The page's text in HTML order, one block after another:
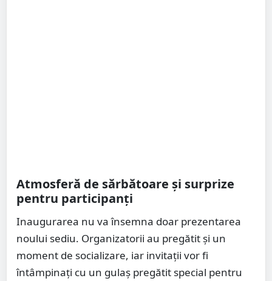
Atmosferă de sărbătoare și surprize
pentru participanți
Inaugurarea nu va însemna doar prezentarea
noului sediu. Organizatorii au pregătit și un
moment de socializare, iar invitații vor fi
întâmpinați cu un gulaș pregătit special pentru